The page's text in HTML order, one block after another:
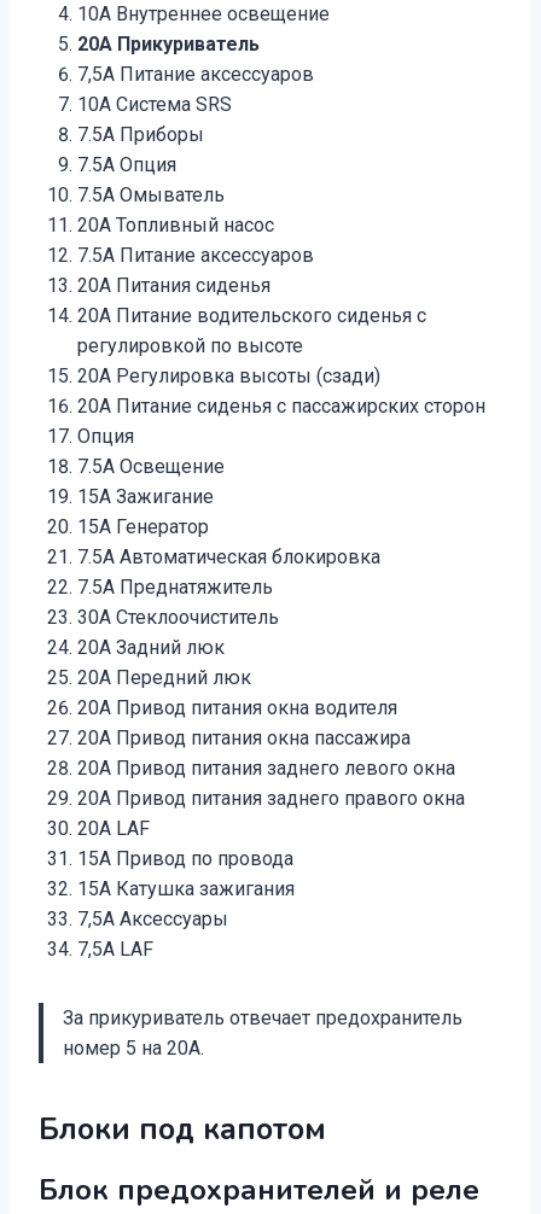
10А Внутреннее освещение
20А Прикуриватель
7,5А Питание аксессуаров
10А Система SRS
7.5A Приборы
7.5A Опция
7.5A Омыватель
20А Топливный насос
7.5A Питание аксессуаров
20A Питания сиденья
20A Питание водительского сиденья с
регулировкой по высоте
20A Регулировка высоты (сзади)
20А Питание сиденья с пассажирских сторон
Опция
7.5A Освещение
15A Зажигание
15А Генератор
7.5А Автоматическая блокировка
7.5А Преднатяжитель
30A Cтеклоочиститель
20А Задний люк
20А Передний люк
20А Привод питания окна водителя
20А Привод питания окна пассажира
20А Привод питания заднего левого окна
20А Привод питания заднего правого окна
20А LAF
15А Привод по провода
15А Катушка зажигания
7,5А Аксессуары
7,5А LAF
За прикуриватель отвечает предохранитель
номер 5 на 20А.
Блоки под капотом
Блок предохранителей и реле